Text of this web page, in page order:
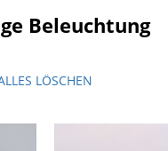
Beleuchtung
LÖSCHEN